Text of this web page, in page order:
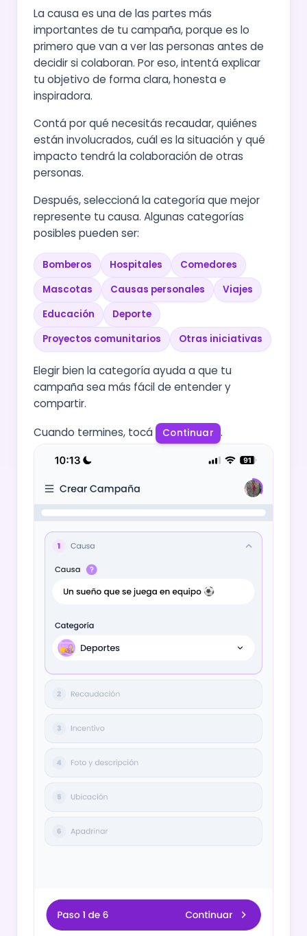
La causa es una de las partes más
importantes de tu campaña, porque es lo
primero que van a ver las personas antes de
decidir si colaboran. Por eso, intentá explicar
tu objetivo de forma clara, honesta e
inspiradora.
Contá por qué necesitás recaudar, quiénes
están involucrados, cuál es la situación y qué
impacto tendrá la colaboración de otras
personas.
Después, seleccioná la categoría que mejor
represente tu causa. Algunas categorías
posibles pueden ser:
Bomberos Hospitales
Comedores
Mascotas
Causas personales
Viajes
Educación
Deporte
Proyectos comunitarios
Otras iniciativas
Elegir bien la categoría ayuda a que tu
campaña sea más fácil de entender y
compartir.
Cuando termines, tocá
Continuar .